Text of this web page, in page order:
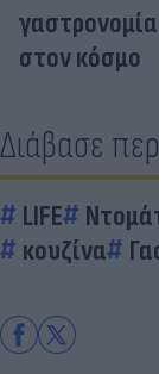
στον κόσμο
Διάβασε
LIFE
κουζίνα